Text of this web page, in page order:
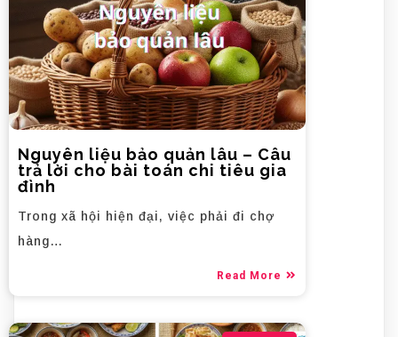
Nguyên liệu bảo quản lâu – Câu
trả lời cho bài toán chi tiêu gia
đình
Trong xã hội hiện đại, việc phải đi chợ
hàng…
Read More